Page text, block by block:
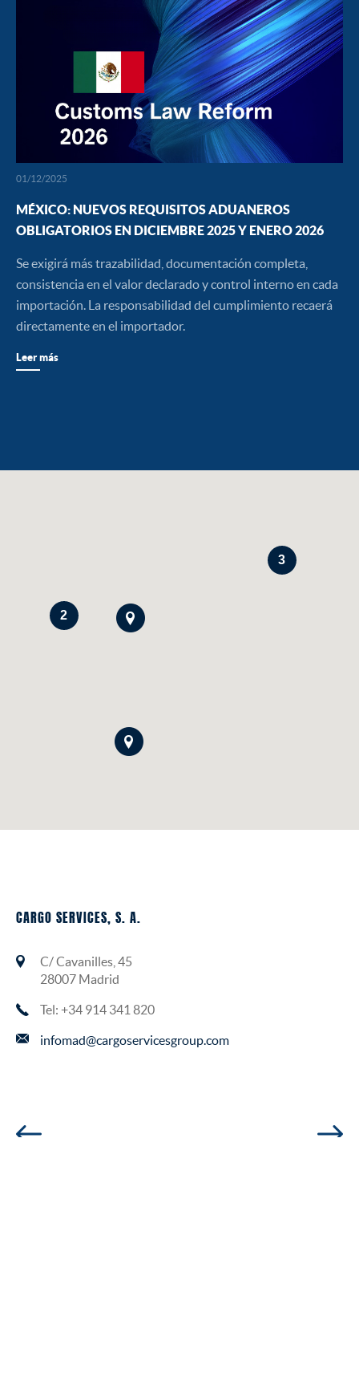
01/12/2025
MÉXICO: NUEVOS REQUISITOS ADUANEROS
OBLIGATORIOS EN DICIEMBRE 2025 Y ENERO 2026
Se exigirá más trazabilidad, documentación completa,
consistencia en el valor declarado y control interno en cada
importación. La responsabilidad del cumplimiento recaerá
directamente en el importador.
Leer más
3
2
CARGO SERVICES, S. A.
C/ Cavanilles, 45
28007 Madrid
Tel: +34 914 341 820
infomad@cargoservicesgroup.com